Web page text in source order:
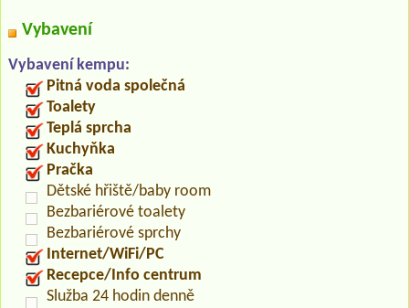
Vybavení
Vybavení kempu:
Pitná voda společná
Toalety
Teplá sprcha
Kuchyňka
Pračka
Dětské hřiště/baby room
Bezbariérové toalety
Bezbariérové sprchy
Internet/WiFi/PC
Recepce/Info centrum
Služba 24 hodin denně